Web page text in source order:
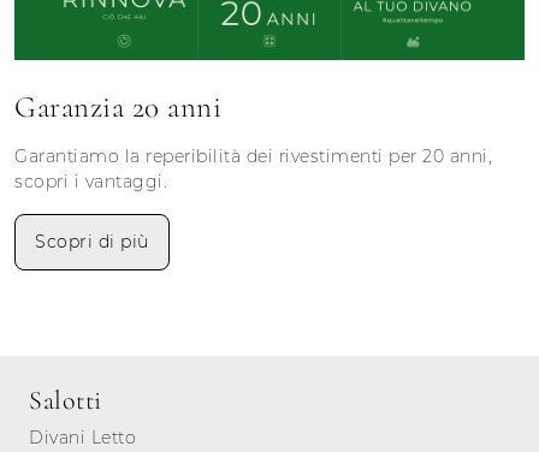
Garanzia 20 anni
Garantiamo la reperibilità dei rivestimenti per 20 anni,
scopri i vantaggi.
Scopri di più
Salotti
Divani Letto